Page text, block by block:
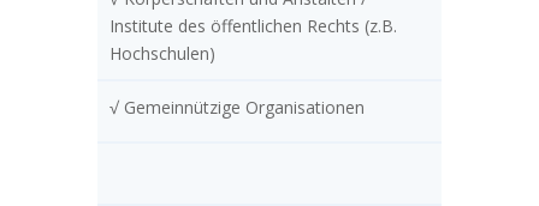
Institute des öffentlichen Rechts (z.B.
Hochschulen)
√ Gemeinnützige Organisationen